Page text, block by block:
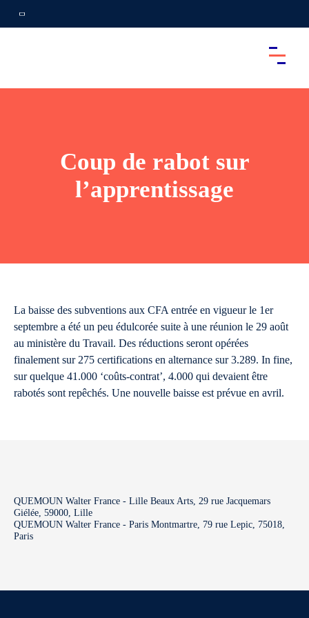
Coup de rabot sur
l’apprentissage
La baisse des subventions aux CFA entrée en vigueur le 1er
septembre a été un peu édulcorée suite à une réunion le 29 août
au ministère du Travail. Des réductions seront opérées
finalement sur 275 certifications en alternance sur 3.289. In fine,
sur quelque 41.000 ‘coûts-contrat’, 4.000 qui devaient être
rabotés sont repêchés. Une nouvelle baisse est prévue en avril.
QUEMOUN Walter France - Lille Beaux Arts, 29 rue Jacquemars
Giélée, 59000, Lille
QUEMOUN Walter France - Paris Montmartre, 79 rue Lepic, 75018,
Paris